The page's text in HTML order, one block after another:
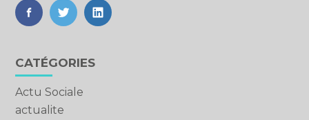
FaceBook
TwitterLinkedIn
Blog
sidebar
CATÉGORIES
Actu Sociale
actualite